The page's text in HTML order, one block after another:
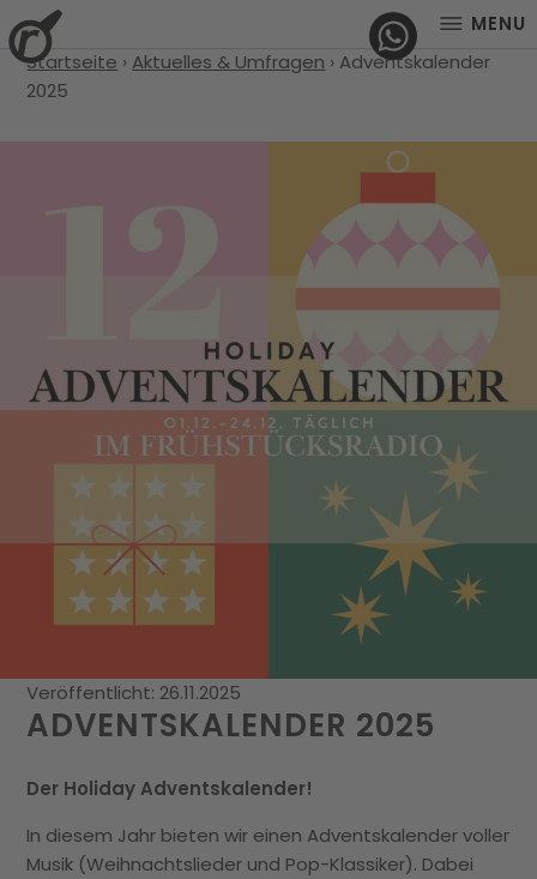
MENU
Startseite › Aktuelles & Umfragen › Adventskalender
2025
Veröffentlicht: 26.11.2025
ADVENTSKALENDER 2025
Der Holiday Adventskalender!
In diesem Jahr bieten wir einen Adventskalender voller
Musik (Weihnachtslieder und Pop-Klassiker). Dabei